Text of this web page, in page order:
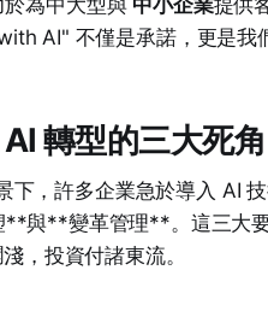
AI" 不僅是承諾，更是我
轉型的三大死
下，許多企業急於導入 AI
與**變革管理**。這三大
，投資付諸東流。